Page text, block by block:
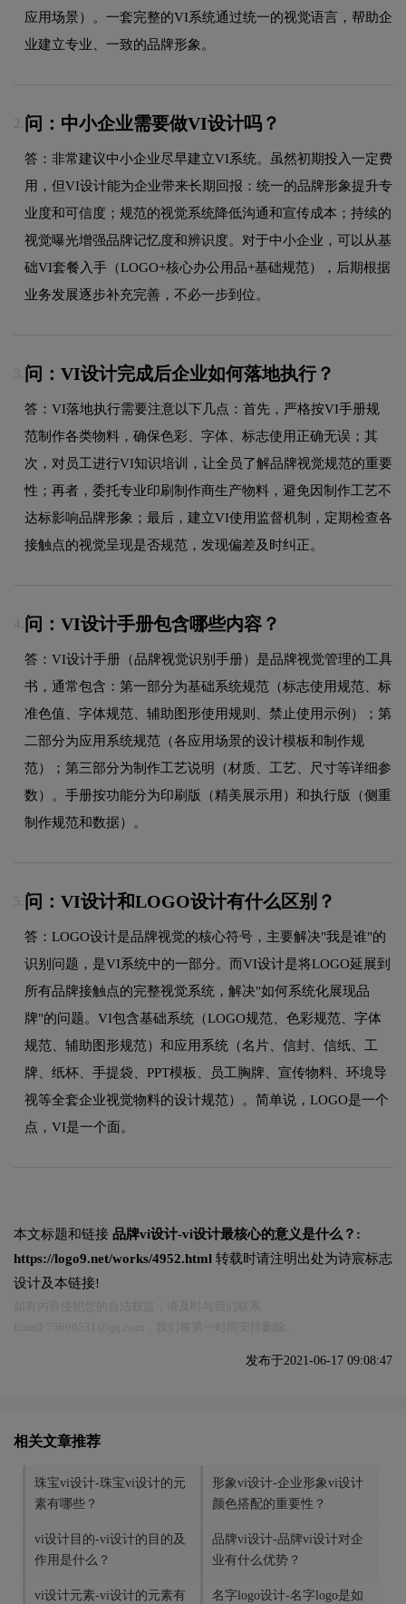
应用场景）。一套完整的VI系统通过统一的视觉语言，帮助企
业建立专业、一致的品牌形象。
2. 问：中小企业需要做VI设计吗？
答：非常建议中小企业尽早建立VI系统。虽然初期投入一定费
用，但VI设计能为企业带来长期回报：统一的品牌形象提升专
业度和可信度；规范的视觉系统降低沟通和宣传成本；持续的
视觉曝光增强品牌记忆度和辨识度。对于中小企业，可以从基
础VI套餐入手（LOGO+核心办公用品+基础规范），后期根据
业务发展逐步补充完善，不必一步到位。
3. 问：VI设计完成后企业如何落地执行？
答：VI落地执行需要注意以下几点：首先，严格按VI手册规
范制作各类物料，确保色彩、字体、标志使用正确无误；其
次，对员工进行VI知识培训，让全员了解品牌视觉规范的重要
性；再者，委托专业印刷制作商生产物料，避免因制作工艺不
达标影响品牌形象；最后，建立VI使用监督机制，定期检查各
接触点的视觉呈现是否规范，发现偏差及时纠正。
4. 问：VI设计手册包含哪些内容？
答：VI设计手册（品牌视觉识别手册）是品牌视觉管理的工具
书，通常包含：第一部分为基础系统规范（标志使用规范、标
准色值、字体规范、辅助图形使用规则、禁止使用示例）；第
二部分为应用系统规范（各应用场景的设计模板和制作规
范）；第三部分为制作工艺说明（材质、工艺、尺寸等详细参
数）。手册按功能分为印刷版（精美展示用）和执行版（侧重
制作规范和数据）。
5. 问：VI设计和LOGO设计有什么区别？
答：LOGO设计是品牌视觉的核心符号，主要解决"我是谁"的
识别问题，是VI系统中的一部分。而VI设计是将LOGO延展到
所有品牌接触点的完整视觉系统，解决"如何系统化展现品
牌"的问题。VI包含基础系统（LOGO规范、色彩规范、字体
规范、辅助图形规范）和应用系统（名片、信封、信纸、工
牌、纸杯、手提袋、PPT模板、员工胸牌、宣传物料、环境导
视等全套企业视觉物料的设计规范）。简单说，LOGO是一个
点，VI是一个面。
本文标题和链接 品牌vi设计-vi设计最核心的意义是什么？:
https://logo9.net/works/4952.html 转载时请注明出处为诗宸标志
设计及本链接!
发布于2021-06-17 09:08:47
相关文章推荐
珠宝vi设计-珠宝vi设计的元
素有哪些？
形象vi设计-企业形象vi设计
颜色搭配的重要性？
vi设计目的-vi设计的目的及
作用是什么？
品牌vi设计-品牌vi设计对企
业有什么优势？
vi设计元素-vi设计的元素有 名字logo设计-名字logo是如